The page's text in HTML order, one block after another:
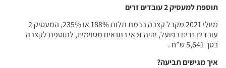
תוספת למעסיק 2 עובדים זרים
מיולי 2021 מקבל קצבה ברמת תלות 188% או 235%, המעסיק 2
עובדים זרים בפועל, יהיה זכאי בתנאים מסוימים, לתוספת לקצבה
בסך 5,641 ש”ח .
איך מגישים תביעה?